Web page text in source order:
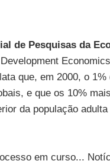
de Pesquisas da
que, em 2000, o
e que os 10%
da população
em curso...